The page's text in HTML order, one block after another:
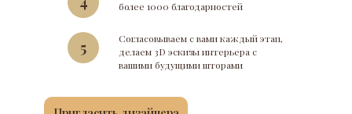
более 1000 благодарностей
Согласовываем с вами каждый этап,
делаем 3D эскизы интерьера с
вашими будущими шторами
5